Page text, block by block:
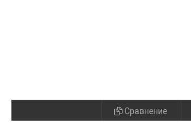
Сравнение